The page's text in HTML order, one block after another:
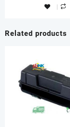
Related products